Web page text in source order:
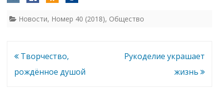
Новости, Номер 40 (2018), Общество
Навигация
по
Творчество,
рождённое душой
Рукоделие украшает
жизнь